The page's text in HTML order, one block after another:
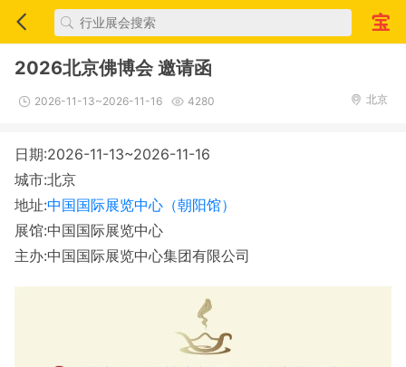
2026北京佛博会 邀请函
2026-11-13~2026-11-16 4280 北京
日期:2026-11-13~2026-11-16
城市:北京
地址:中国国际展览中心（朝阳馆）
展馆:中国国际展览中心
主办:中国国际展览中心集团有限公司